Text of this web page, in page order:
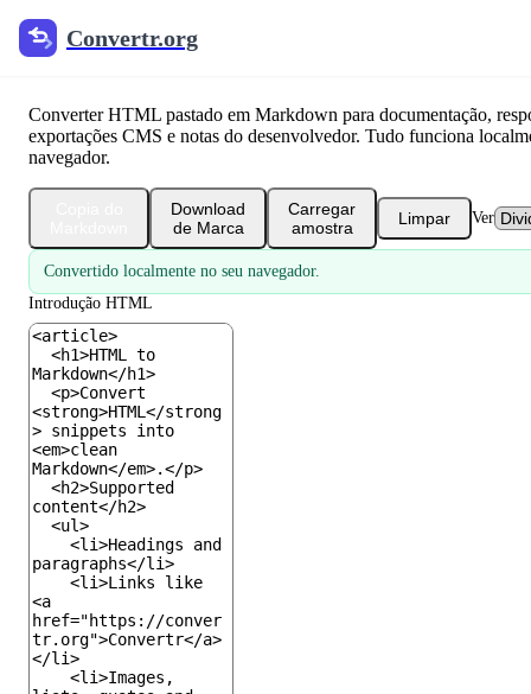
Convertr.org
HTML para o Markdown
Converter HTML pastado em Markdown para documentação,
exportações CMS e notas do desenvolvedor. Tudo funciona
navegador.
Download
de Marca
Carregar
amostra
Limpar Ver
Convertido localmente no seu navegador.
Introdução HTML